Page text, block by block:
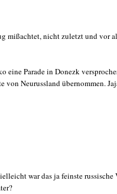
mißachtet, nicht zuletzt und vor
eine Parade in Donezk
von Neurussland übernommen.
war das ja feinste